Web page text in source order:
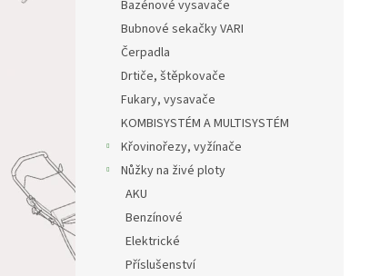
Bazénové vysavače
Bubnové sekačky VARI
Čerpadla
Drtiče, štěpkovače
Fukary, vysavače
KOMBISYSTÉM A MULTISYSTÉM
Křovinořezy, vyžínače
Nůžky na živé ploty
AKU
Benzínové
Elektrické
Příslušenství